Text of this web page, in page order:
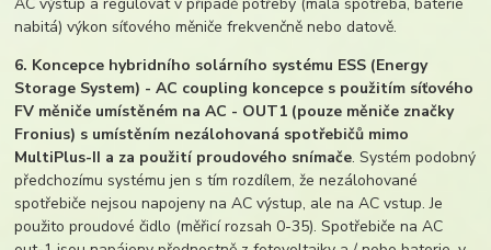
nabitá) výkon síťového měniče frekvenčně nebo datově.
6. Koncepce hybridního solárního systému ESS (Energy
Storage System) - AC coupling koncepce s použitím síťového
FV měniče umístěném na AC - OUT1 (pouze měniče značky
Fronius) s umístěním nezálohovaná spotřebičů mimo
MultiPlus-II a za použití proudového snímače. Systém podobný
předchozímu systému jen s tím rozdílem, že nezálohované
spotřebiče nejsou napojeny na AC výstup, ale na AC vstup. Je
použito proudové čidlo (měřicí rozsah 0-35). Spotřebiče na AC